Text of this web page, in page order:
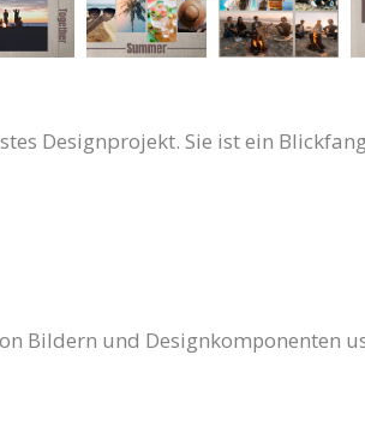
Designprojekt. Sie ist ein
Bildern und Designkomponenten